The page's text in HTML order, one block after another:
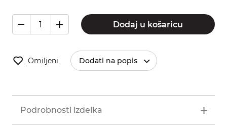
Dodaj u košaricu
Omiljeni Dodati na popis
Podrobnosti izdelka